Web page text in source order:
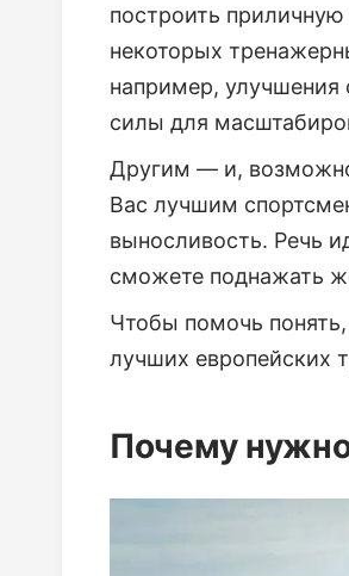
построить
некоторых
например, улучшения
силы для
Другим — и,
Вас лучшим
выносливость. Речь
сможете поднажать
Чтобы помочь
лучших европейских
Почему